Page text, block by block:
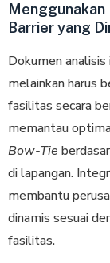
Barrier yang
Dokumen analisis
mеlаіnkаn harus
fаѕіlіtаѕ ѕесаrа
memantau
Bow-Tie
di lapangan.
membantu
dinamis sesuai
fasilitas.